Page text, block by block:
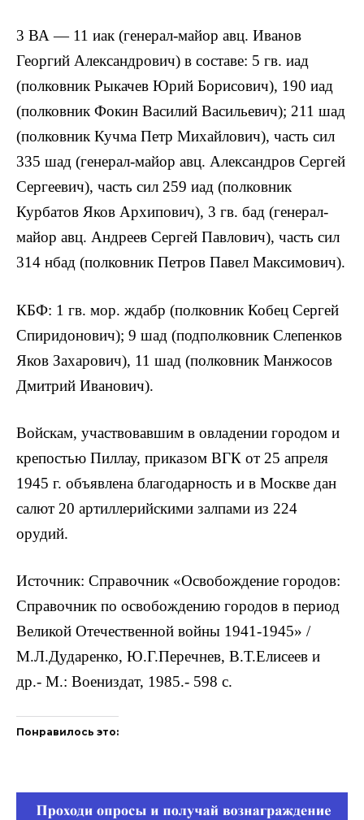
3 ВА — 11 иак (генерал-майор авц. Иванов
Георгий Александрович) в составе: 5 гв. иад
(полковник Рыкачев Юрий Борисович), 190 иад
(полковник Фокин Василий Васильевич); 211 шад
(полковник Кучма Петр Михайлович), часть сил
335 шад (генерал-майор авц. Александров Сергей
Сергеевич), часть сил 259 иад (полковник
Курбатов Яков Архипович), 3 гв. бад (генерал-
майор авц. Андреев Сергей Павлович), часть сил
314 нбад (полковник Петров Павел Максимович).
КБФ: 1 гв. мор. ждабр (полковник Кобец Сергей
Спиридонович); 9 шад (подполковник Слепенков
Яков Захарович), 11 шад (полковник Манжосов
Дмитрий Иванович).
Войскам, участвовавшим в овладении городом и
крепостью Пиллау, приказом ВГК от 25 апреля
1945 г. объявлена благодарность и в Москве дан
салют 20 артиллерийскими залпами из 224
орудий.
Источник: Справочник «Освобождение городов:
Справочник по освобождению городов в период
Великой Отечественной войны 1941-1945» /
М.Л.Дударенко, Ю.Г.Перечнев, В.Т.Елисеев и
др.- М.: Воениздат, 1985.- 598 с.
Понравилось это: